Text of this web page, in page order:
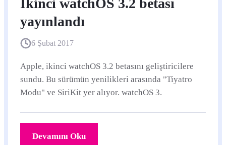
İkinci watchOS 3.2 betası
yayınlandı
6 Şubat 2017
Apple, ikinci watchOS 3.2 betasını geliştiricilere
sundu. Bu sürümün yenilikleri arasında "Tiyatro
Modu" ve SiriKit yer alıyor. watchOS 3.
Devamını Oku